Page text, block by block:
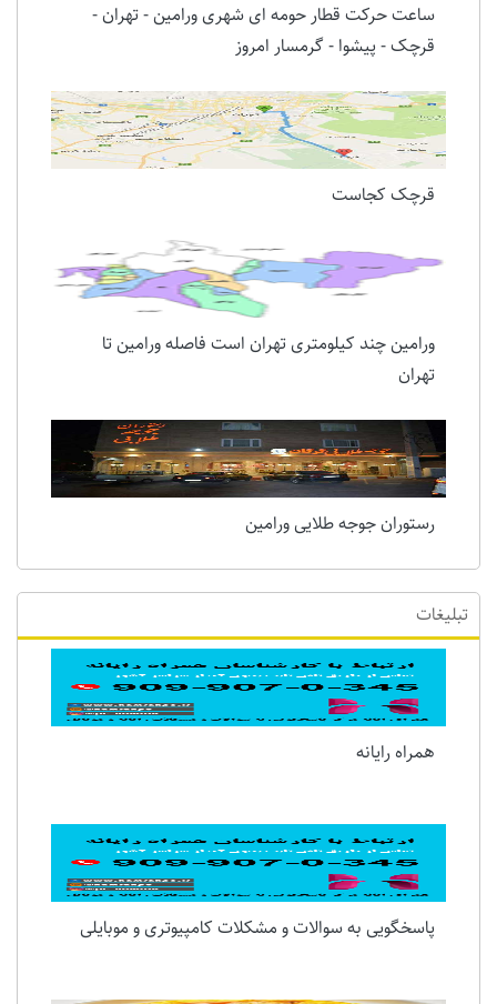
ساعت حرکت قطار حومه ای شهری ورامین - تهران -
قرچک - پیشوا - گرمسار امروز
قرچک کجاست
ورامین چند کیلومتری تهران است فاصله ورامین تا
تهران
رستوران جوجه طلایی ورامین
تبلیغات
همراه رایانه
پاسخگویی به سوالات و مشکلات کامپیوتری و موبایلی